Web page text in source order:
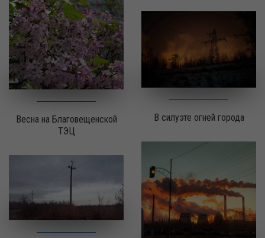
В силуэте огней города
Весна на Благовещенской
ТЭЦ